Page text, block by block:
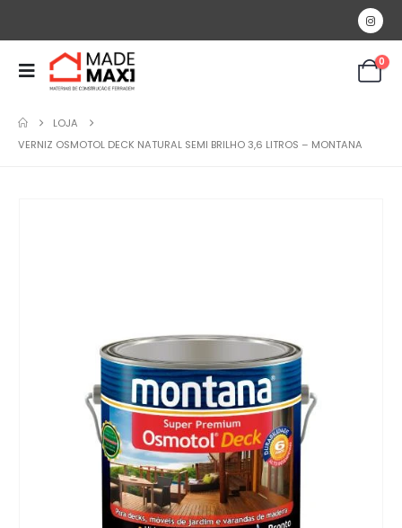
0
LOJA
VERNIZ OSMOTOL DECK NATURAL SEMI BRILHO 3,6 LITROS – MONTANA